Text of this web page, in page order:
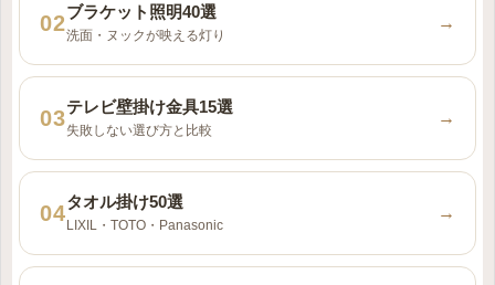
ブラケット照明40選
洗面・ヌックが映える灯り
→
テレビ壁掛け金具15選
失敗しない選び方と比較
→
タオル掛け50選
LIXIL・TOTO・Panasonic
→